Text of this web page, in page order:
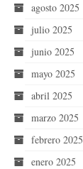
agosto 2025
julio 2025
junio 2025
mayo 2025
abril 2025
marzo 2025
febrero 2025
enero 2025